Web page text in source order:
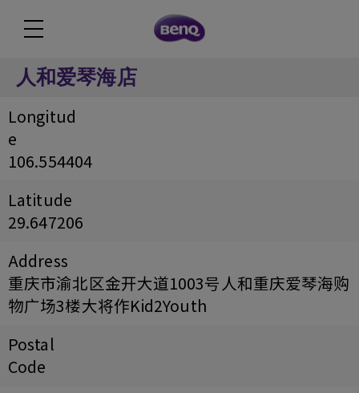
人和爱琴海店
Longitud
e
106.554404
Latitude
29.647206
Address
重庆市渝北区金开大道1003号人和重庆爱琴海购
物广场3楼大将作Kid2Youth
Postal
Code